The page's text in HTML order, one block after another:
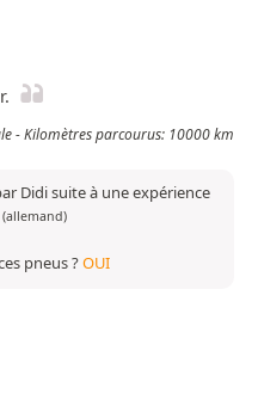
- Kilomètres parcourus: 10000 km
Didi suite à une expérience
pneus ?OUI